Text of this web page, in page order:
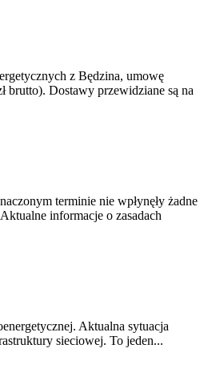
z Będzina, umowę
brutto). Dostawy przewidziane są na
terminie nie wpłynęły żadne
informacje o zasadach
Aktualna sytuacja
sieciowej. To jeden...